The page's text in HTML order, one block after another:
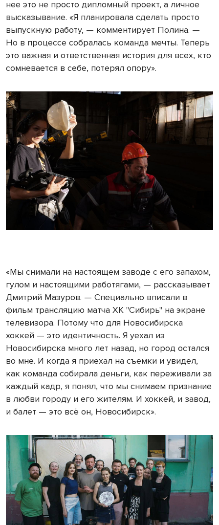
нее это не просто дипломный проект, а личное
высказывание. «Я планировала сделать просто
выпускную работу, — комментирует Полина. —
Но в процессе собралась команда мечты. Теперь
это важная и ответственная история для всех, кто
сомневается в себе, потерял опору».
«Мы снимали на настоящем заводе с его запахом,
гулом и настоящими работягами, — рассказывает
Дмитрий Мазуров. — Специально вписали в
фильм трансляцию матча ХК "Сибирь" на экране
телевизора. Потому что для Новосибирска
хоккей — это идентичность. Я уехал из
Новосибирска много лет назад, но город остался
во мне. И когда я приехал на съемки и увидел,
как команда собирала деньги, как переживали за
каждый кадр, я понял, что мы снимаем признание
в любви городу и его жителям. И хоккей, и завод,
и балет — это всё он, Новосибирск».